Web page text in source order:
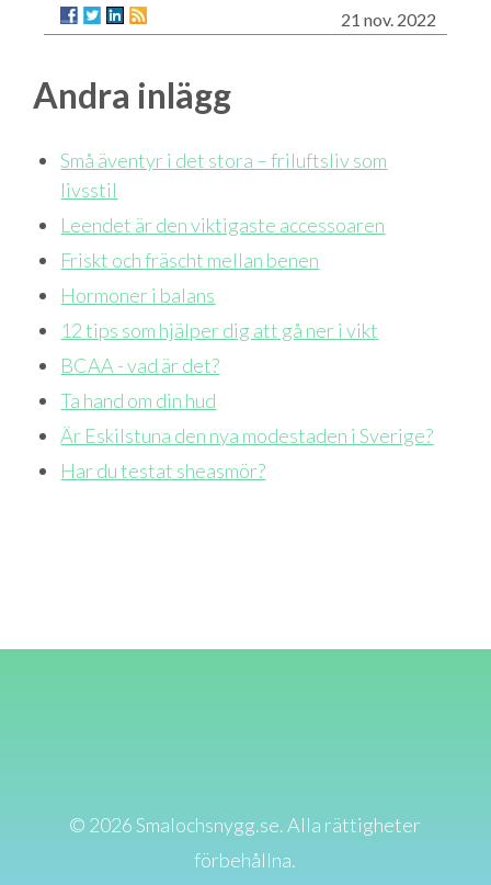
21 nov. 2022
Andra inlägg
Små äventyr i det stora – friluftsliv som
livsstil
Leendet är den viktigaste accessoaren
Friskt och fräscht mellan benen
Hormoner i balans
12 tips som hjälper dig att gå ner i vikt
BCAA - vad är det?
Ta hand om din hud
Är Eskilstuna den nya modestaden i Sverige?
Har du testat sheasmör?
© 2026 Smalochsnygg.se. Alla rättigheter
förbehållna.